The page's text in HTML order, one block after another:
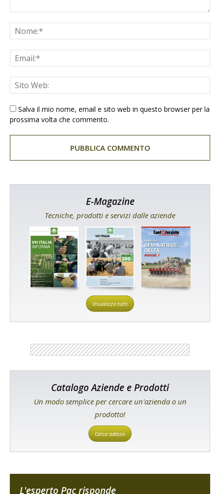
Salva il mio nome, email e sito web in questo browser per la
prossima volta che commento.
E-Magazine
Tecniche, prodotti e servizi dalle aziende
Visualizza tutti
Catalogo Aziende e Prodotti
Un modo semplice per cercare un'azienda o un
prodotto!
Cerca adesso
L'esperto Pac risponde